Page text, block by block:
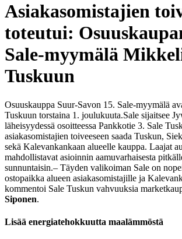
Asiakasomistajien
toteutui:
Sale-myymälä
Tuskuun
Osuuskauppa Suur-Savon 15. Sale-myymälä
Tuskuun torstaina 1. joulukuuta.Sale sijaitsee
läheisyydessä osoitteessa Pankkotie 3. Sale
asiakasomistajien toiveeseen saada Tuskun,
sekä Kalevankankaan alueelle kauppa. Laajat
mahdollistavat asioinnin aamuvarhaisesta
sunnuntaisin.– Täyden valikoiman Sale on
ostopaikka alueen asiakasomistajille ja
kommentoi Sale Tuskun vahvuuksia
Siponen.
Lisää energiatehokkuutta maalämmöstä